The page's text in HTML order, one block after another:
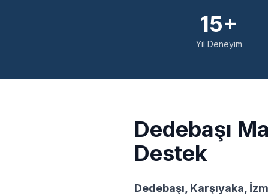
15+
Yıl Deneyim
Dedebaşı
Destek
Dedebaşı Karşıyaka